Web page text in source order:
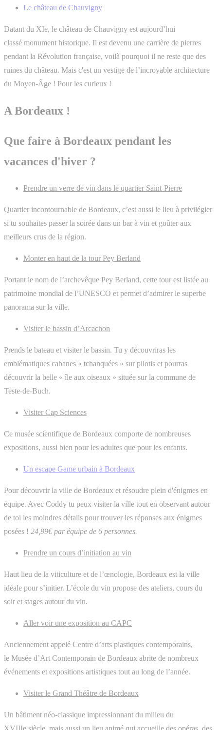
Le château de Chauvigny
Datant du XIe, le château de Chauvigny est aujourd’hui
classé monument historique. Il est devenu une carrière de pierres
pendant la Révolution française, voilà pourquoi il ne reste que des
ruines du château. Mais c'est un vestige de l’incroyable architecture
du Moyen-Âge ! Pour les curieux !
A Bordeaux !
Que faire à Bordeaux pendant les
vacances d'hiver ?
Prendre un verre de vin dans le quartier Saint-Pierre
Quartier incontournable de Bordeaux, c’est aussi le lieu à privilégier
si tu souhaites passer la soirée dans un bar à vin et goûter aux
meilleurs crus de la région.
Monter en haut de la tour Pey Berland
Portant le nom de l’archevêque Pey Berland, cette tour est listée au
patrimoine mondial de l’UNESCO et permet d’admirer le superbe
panorama sur la ville.
Visiter le bassin d’Arcachon
Prends le bateau et visiter le bassin. Tu y découvriras les
emblématiques cabanes « tchanquées » sur pilotis et pourras
découvrir la belle « île aux oiseaux » située sur la commune de
Teste-de-Buch.
Visiter Cap Sciences
Ce musée scientifique de Bordeaux comporte de nombreuses
expositions, aussi bien pour les adultes que pour les enfants.
Un escape Game urbain à Bordeaux
Pour découvrir la ville de Bordeaux et résoudre plein d'énigmes en
équipe. Avec Coddy tu peux visiter la ville tout en observant autour
de toi les moindres détails pour trouver les réponses aux énigmes
posées ! 24,99€ par équipe de 6 personnes.
Prendre un cours d’initiation au vin
Haut lieu de la viticulture et de l’œnologie, Bordeaux est la ville
idéale pour s’initier. L’école du vin propose des ateliers, cours du
soir et stages autour du vin.
Aller voir une exposition au CAPC
Anciennement appelé Centre d’arts plastiques contemporains,
le Musée d’Art Contemporain de Bordeaux abrite de nombreux
événements et expositions artistiques tout au long de l’année.
Visiter le Grand Théâtre de Bordeaux
Un bâtiment néo-classique impressionnant du milieu du
XVIIIe siècle, mais aussi un lieu animé qui accueille des opéras, des